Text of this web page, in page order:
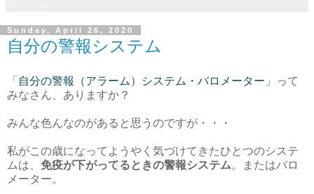
Sunday, April 26, 2020
自分の警報システム
「 自分の警報（アラーム）システム・バロメーター 」って
みなさん、ありますか？
みんな色んなのがあると思うのですが・・・
私がこの歳になってようやく気づけてきたひとつのシステ
ムは、 免疫が下がってるときの警報システム。またはバロ
メーター。